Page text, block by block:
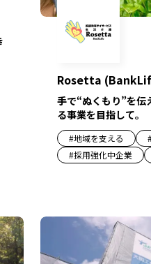
Rosetta
手で“ぬくもり”を伝
る事業を目指して。
#地域を支える
#採用強化中企業